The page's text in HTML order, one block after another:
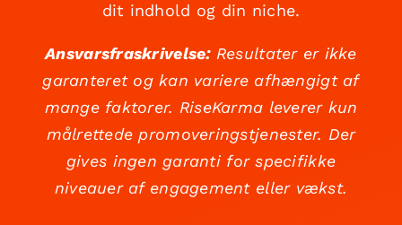
dit indhold og din niche.
Ansvarsfraskrivelse:Resultater er ikke
garanteret og kan variere afhængigt af
mange faktorer. RiseKarma leverer kun
målrettede promoveringstjenester. Der
gives ingen garanti for specifikke
niveauer af engagement eller vækst.